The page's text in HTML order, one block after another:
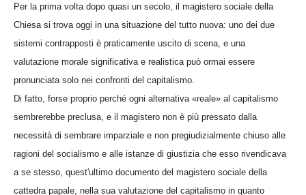
Per la prima volta dopo quasi un secolo, il magistero sociale della
Chiesa si trova oggi in una situazione del tutto nuova: uno dei due
sistemi contrapposti è praticamente uscito di scena, e una
valutazione morale significativa e realistica può ormai essere
pronunciata solo nei confronti del capitalismo.
Di fatto, forse proprio perché ogni alternativa «reale» al capitalismo
sembrerebbe preclusa, e il magistero non è più pressato dalla
necessità di sembrare imparziale e non pregiudizialmente chiuso alle
ragioni del socialismo e alle istanze di giustizia che esso rivendicava
a se stesso, quest'ultimo documento del magistero sociale della
cattedra papale, nella sua valutazione del capitalismo in quanto